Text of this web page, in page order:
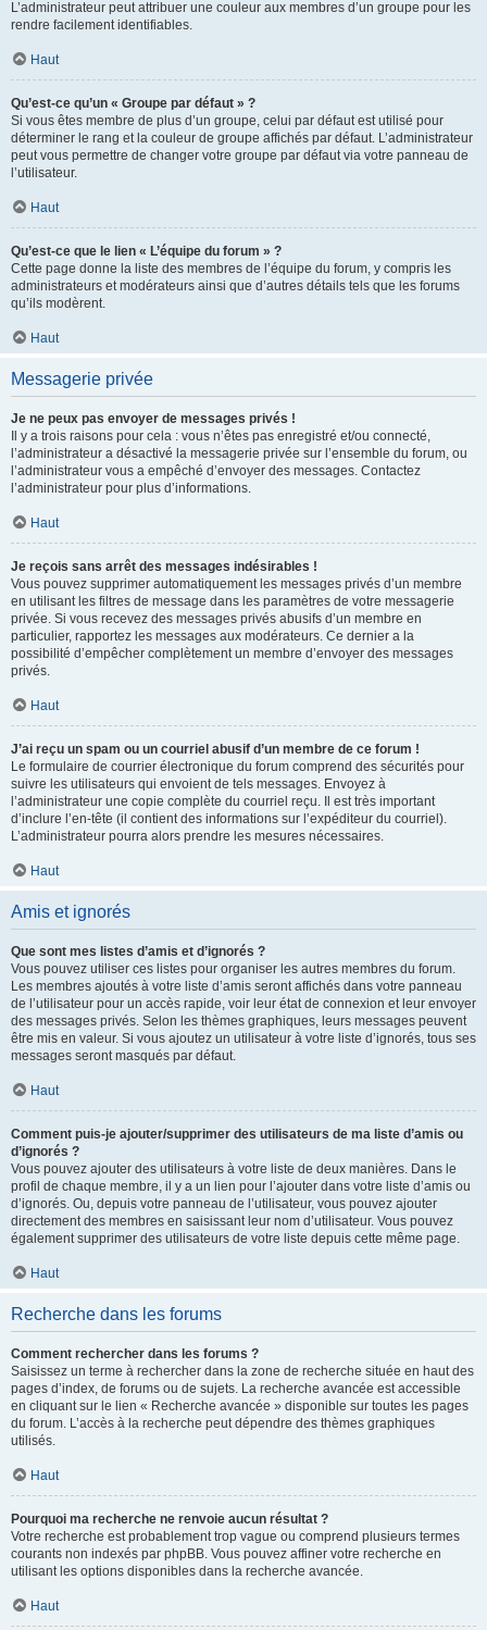
L’administrateur peut attribuer une couleur aux membres d’un groupe pour les
rendre facilement identifiables.
Haut
Qu’est-ce qu’un « Groupe par défaut » ?
Si vous êtes membre de plus d’un groupe, celui par défaut est utilisé pour
déterminer le rang et la couleur de groupe affichés par défaut. L’administrateur
peut vous permettre de changer votre groupe par défaut via votre panneau de
l’utilisateur.
Haut
Qu’est-ce que le lien « L’équipe du forum » ?
Cette page donne la liste des membres de l’équipe du forum, y compris les
administrateurs et modérateurs ainsi que d’autres détails tels que les forums
qu’ils modèrent.
Haut
Messagerie privée
Je ne peux pas envoyer de messages privés !
Il y a trois raisons pour cela : vous n’êtes pas enregistré et/ou connecté,
l’administrateur a désactivé la messagerie privée sur l’ensemble du forum, ou
l’administrateur vous a empêché d’envoyer des messages. Contactez
l’administrateur pour plus d’informations.
Haut
Je reçois sans arrêt des messages indésirables !
Vous pouvez supprimer automatiquement les messages privés d’un membre
en utilisant les filtres de message dans les paramètres de votre messagerie
privée. Si vous recevez des messages privés abusifs d’un membre en
particulier, rapportez les messages aux modérateurs. Ce dernier a la
possibilité d’empêcher complètement un membre d’envoyer des messages
privés.
Haut
J’ai reçu un spam ou un courriel abusif d’un membre de ce forum !
Le formulaire de courrier électronique du forum comprend des sécurités pour
suivre les utilisateurs qui envoient de tels messages. Envoyez à
l’administrateur une copie complète du courriel reçu. Il est très important
d’inclure l’en-tête (il contient des informations sur l’expéditeur du courriel).
L’administrateur pourra alors prendre les mesures nécessaires.
Haut
Amis et ignorés
Que sont mes listes d’amis et d’ignorés ?
Vous pouvez utiliser ces listes pour organiser les autres membres du forum.
Les membres ajoutés à votre liste d’amis seront affichés dans votre panneau
de l’utilisateur pour un accès rapide, voir leur état de connexion et leur envoyer
des messages privés. Selon les thèmes graphiques, leurs messages peuvent
être mis en valeur. Si vous ajoutez un utilisateur à votre liste d’ignorés, tous ses
messages seront masqués par défaut.
Haut
Comment puis-je ajouter/supprimer des utilisateurs de ma liste d’amis ou
d’ignorés ?
Vous pouvez ajouter des utilisateurs à votre liste de deux manières. Dans le
profil de chaque membre, il y a un lien pour l’ajouter dans votre liste d’amis ou
d’ignorés. Ou, depuis votre panneau de l’utilisateur, vous pouvez ajouter
directement des membres en saisissant leur nom d’utilisateur. Vous pouvez
également supprimer des utilisateurs de votre liste depuis cette même page.
Haut
Recherche dans les forums
Comment rechercher dans les forums ?
Saisissez un terme à rechercher dans la zone de recherche située en haut des
pages d’index, de forums ou de sujets. La recherche avancée est accessible
en cliquant sur le lien « Recherche avancée » disponible sur toutes les pages
du forum. L’accès à la recherche peut dépendre des thèmes graphiques
utilisés.
Haut
Pourquoi ma recherche ne renvoie aucun résultat ?
Votre recherche est probablement trop vague ou comprend plusieurs termes
courants non indexés par phpBB. Vous pouvez affiner votre recherche en
utilisant les options disponibles dans la recherche avancée.
Haut